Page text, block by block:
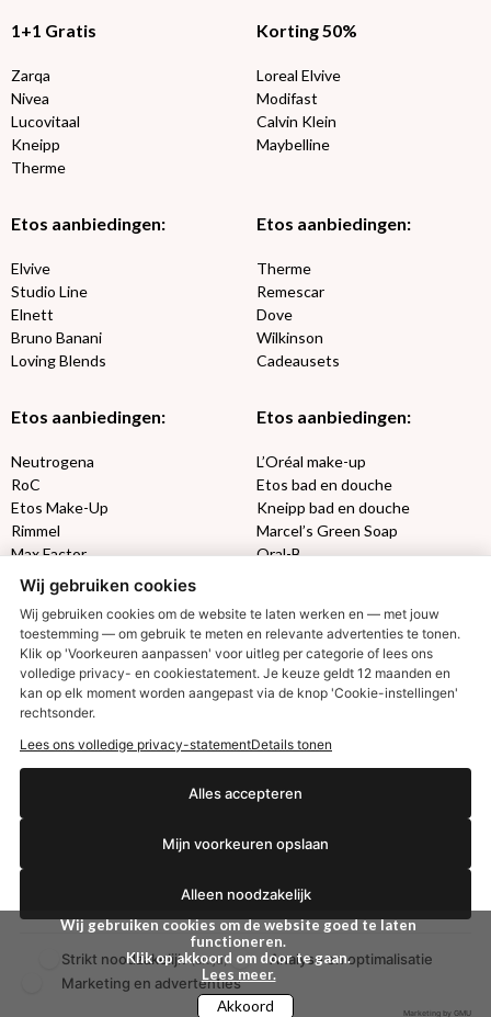
1+1 Gratis
Zarqa
Nivea
Lucovitaal
Kneipp
Therme
Korting 50%
Loreal Elvive
Modifast
Calvin Klein
Maybelline
Etos aanbiedingen:
Elvive
Studio Line
Elnett
Bruno Banani
Loving Blends
Etos aanbiedingen:
Therme
Remescar
Dove
Wilkinson
Cadeausets
Etos aanbiedingen:
Neutrogena
RoC
Etos Make-Up
Rimmel
Max Factor
Etos aanbiedingen:
L’Oréal make-up
Etos bad en douche
Kneipp bad en douche
Marcel’s Green Soap
Oral-B
Etos aanbiedingen:
Aussie
Gillette
Gezichtsverzorging
Wella
Syoss
DETOXEN
Always
Libresse
Gliss Kur
Etos billendoekjes
VISION SUN
Zwitsal SUNWij gebruiken cookies om de website goed te laten
functioneren.
Klik op akkoord om door te gaan.
Lees meer.
Akkoord
Wij gebruiken cookies
Wij gebruiken cookies om de website te laten werken en — met jouw
toestemming — om gebruik te meten en relevante advertenties te tonen.
Klik op 'Voorkeuren aanpassen' voor uitleg per categorie of lees ons
volledige privacy- en cookiestatement. Je keuze geldt 12 maanden en
kan op elk moment worden aangepast via de knop 'Cookie-instellingen'
rechtsonder.
Lees ons volledige privacy-statementDetails tonen
Alles accepteren
Mijn voorkeuren opslaan
Alleen noodzakelijk
Strikt noodzakelijk(altijd)
Analyse en optimalisatie
Marketing en advertenties
Marketing by GMU
€2,50 korting?
Ja, ik wil korting